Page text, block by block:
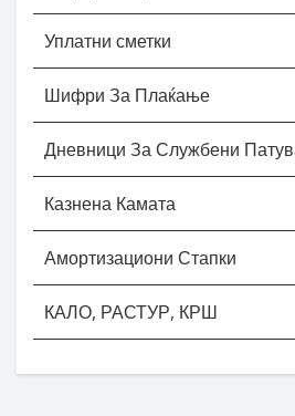
Уплатни сметки
Шифри За Плаќање
Дневници За Службени
Казнена Камата
Амортизациони Стапки
КАЛО, РАСТУР, КРШ